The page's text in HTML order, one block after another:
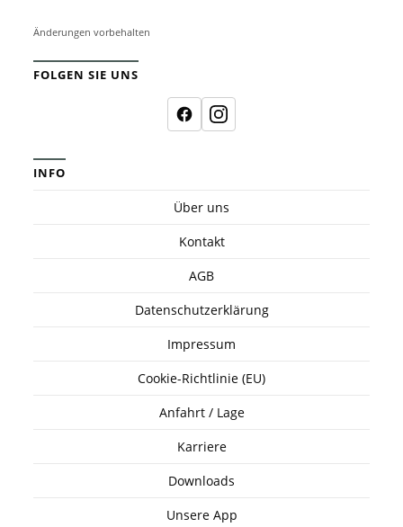
Änderungen vorbehalten
FOLGEN SIE UNS
INFO
Über uns
Kontakt
AGB
Datenschutzerklärung
Impressum
Cookie-Richtlinie (EU)
Anfahrt / Lage
Karriere
Downloads
Unsere App